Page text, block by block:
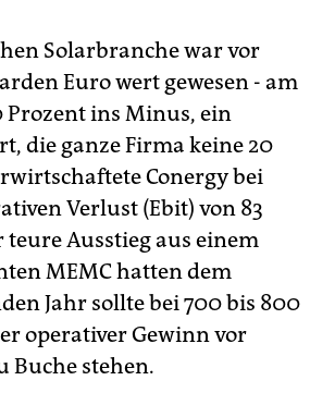
Solarbranche war vor
Euro wert gewesen - am
Prozent ins Minus, ein
die ganze Firma keine 20
Conergy bei
Verlust (Ebit) von 83
Ausstieg aus einem
MEMC hatten dem
Jahr sollte bei 700 bis 800
operativer Gewinn vor
Buche stehen.